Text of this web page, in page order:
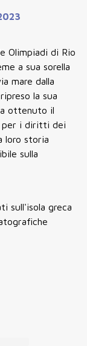
Olimpiadi di Rio
a sua sorella
mare dalla
la sua
ottenuto il
per i diritti dei
loro storia
sulla
sull'isola greca